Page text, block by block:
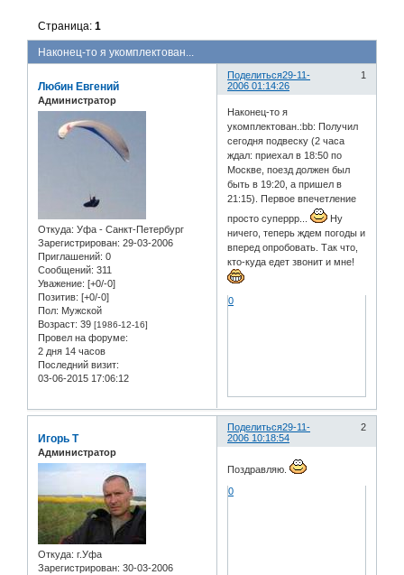
Наконец-то я укомплектован...
Страница:1
Поделиться 1
29-11-
2006 01:14:26
Любин Евгений
Администратор
Откуда: Уфа - Санкт-Петербург
Зарегистрирован: 29-03-2006
Приглашений: 0
Сообщений: 311
Уважение: [+0/-0]
Позитив: [+0/-0]
Пол: Мужской
Возраст: 39 [1986-12-16]
Провел на форуме:
2 дня 14 часов
Последний визит:
03-06-2015 17:06:12
Наконец-то я
укомплектован.:bb: Получил
сегодня подвеску (2 часа
ждал: приехал в 18:50 по
Москве, поезд должен был
быть в 19:20, а пришел в
21:15). Первое впечетление
просто суперрр...
Ну
ничего, теперь ждем погоды и
вперед опробовать. Так что,
кто-куда едет звонит и мне!
0
Поделиться 2
29-11-
2006 10:18:54
Игорь Т
Администратор
Откуда: г.Уфа
Зарегистрирован: 30-03-2006
Поздравляю.
0